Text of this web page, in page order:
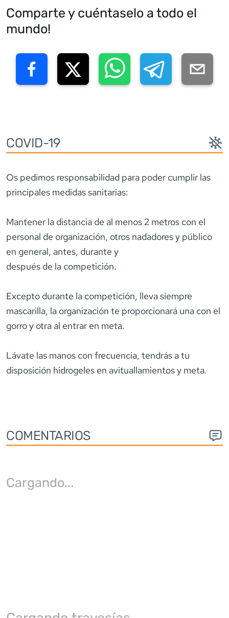
Comparte y cuéntaselo a todo el
mundo!
COVID-19
Os pedimos responsabilidad para poder cumplir las
principales medidas sanitarias:
Mantener la distancia de al menos 2 metros con el
personal de organización, otros nadadores y público
en general, antes, durante y
después de la competición.
Excepto durante la competición, lleva siempre
mascarilla, la organización te proporcionará una con el
gorro y otra al entrar en meta.
Lávate las manos con frecuencia, tendrás a tu
disposición hidrogeles en avituallamientos y meta.
COMENTARIOS
Cargando...